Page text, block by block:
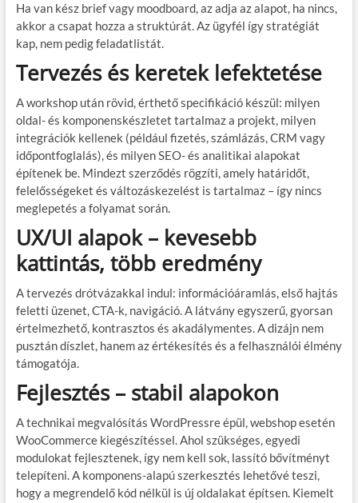
Ha van kész brief vagy moodboard, az adja az alapot, ha nincs,
akkor a csapat hozza a struktúrát. Az ügyfél így stratégiát
kap, nem pedig feladatlistát.
Tervezés és keretek lefektetése
A workshop után rövid, érthető specifikáció készül: milyen
oldal- és komponenskészletet tartalmaz a projekt, milyen
integrációk kellenek (például fizetés, számlázás, CRM vagy
időpontfoglalás), és milyen SEO- és analitikai alapokat
építenek be. Mindezt szerződés rögzíti, amely határidőt,
felelősségeket és változáskezelést is tartalmaz – így nincs
meglepetés a folyamat során.
UX/UI alapok – kevesebb
kattintás, több eredmény
A tervezés drótvázakkal indul: információáramlás, első hajtás
feletti üzenet, CTA-k, navigáció. A látvány egyszerű, gyorsan
értelmezhető, kontrasztos és akadálymentes. A dizájn nem
pusztán díszlet, hanem az értékesítés és a felhasználói élmény
támogatója.
Fejlesztés – stabil alapokon
A technikai megvalósítás WordPressre épül, webshop esetén
WooCommerce kiegészítéssel. Ahol szükséges, egyedi
modulokat fejlesztenek, így nem kell sok, lassító bővítményt
telepíteni. A komponens-alapú szerkesztés lehetővé teszi,
hogy a megrendelő kód nélkül is új oldalakat építsen. Kiemelt